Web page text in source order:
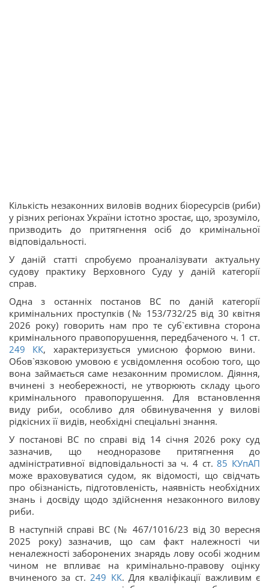
Кількість незаконних виловів водних біоресурсів (риби)
у різних регіонах України істотно зростає, що, зрозуміло,
призводить до притягнення осіб до кримінальної
відповідальності.
У даній статті спробуємо проаналізувати актуальну
судову практику Верховного Суду у даній категорії
справ.
Одна з останніх постанов ВС по даній категорії
кримінальних проступків (№ 153/732/25 від 30 квітня
2026 року) говорить нам про те суб`єктивна сторона
кримінального правопорушення, передбаченого ч. 1 ст.
249 КК, характеризується умисною формою вини.
Обов`язковою умовою є усвідомлення особою того, що
вона займається саме незаконним промислом. Діяння,
вчинені з необережності, не утворюють складу цього
кримінального правопорушення. Для встановлення
виду риби, особливо для обвинувачення у вилові
рідкісних її видів, необхідні спеціальні знання.
У постанові ВС по справі від 14 січня 2026 року суд
зазначив, що неодноразове притягнення до
адміністративної відповідальності за ч. 4 ст. 85 КУпАП
може враховуватися судом, як відомості, що свідчать
про обізнаність, підготовленість, наявність необхідних
знань і досвіду щодо здійснення незаконного вилову
риби.
В наступній справі ВС (№ 467/1016/23 від 30 вересня
2025 року) зазначив, що сам факт належності чи
неналежності заборонених знарядь лову особі жодним
чином не впливає на кримінально-правову оцінку
вчиненого за ст. 249 КК. Для кваліфікації важливим є